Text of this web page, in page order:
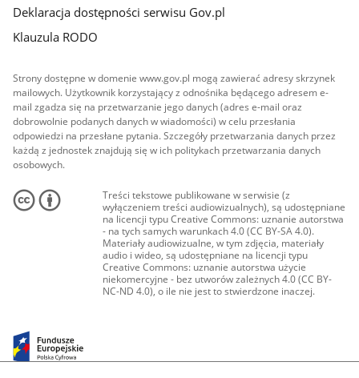
Deklaracja dostępności serwisu Gov.pl
Klauzula RODO
Strony dostępne w domenie www.gov.pl mogą zawierać adresy skrzynek
mailowych. Użytkownik korzystający z odnośnika będącego adresem e-
mail zgadza się na przetwarzanie jego danych (adres e-mail oraz
dobrowolnie podanych danych w wiadomości) w celu przesłania
odpowiedzi na przesłane pytania. Szczegóły przetwarzania danych przez
każdą z jednostek znajdują się w ich politykach przetwarzania danych
osobowych.
Treści tekstowe publikowane w serwisie (z
wyłączeniem treści audiowizualnych), są udostępniane
na licencji typu Creative Commons: uznanie autorstwa
- na tych samych warunkach 4.0 (CC BY-SA 4.0).
Materiały audiowizualne, w tym zdjęcia, materiały
audio i wideo, są udostępniane na licencji typu
Creative Commons: uznanie autorstwa użycie
niekomercyjne - bez utworów zależnych 4.0 (CC BY-
NC-ND 4.0), o ile nie jest to stwierdzone inaczej.